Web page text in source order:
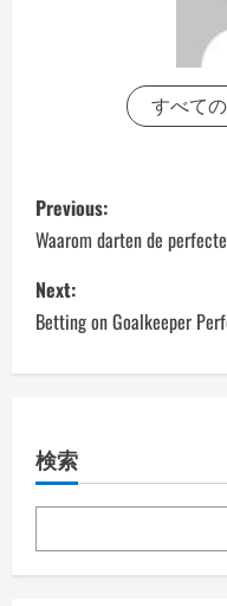
すべて
P
o
s
t
a
v
i
Previous:
Waarom darten de
Next:
Betting on Goalkeeper
検索